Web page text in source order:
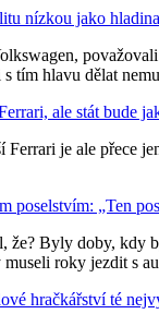
nízkou jako
tím hlavu dělat
ale stát bude
je ale přece
poselstvím: „Ten
že? Byly doby, kdy
roky jezdit s
hračkářství té